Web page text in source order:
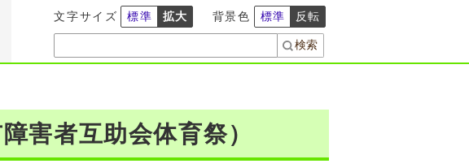
文字サイズ 標準 拡大 背景色 標準 反転
害者互助会体育祭）